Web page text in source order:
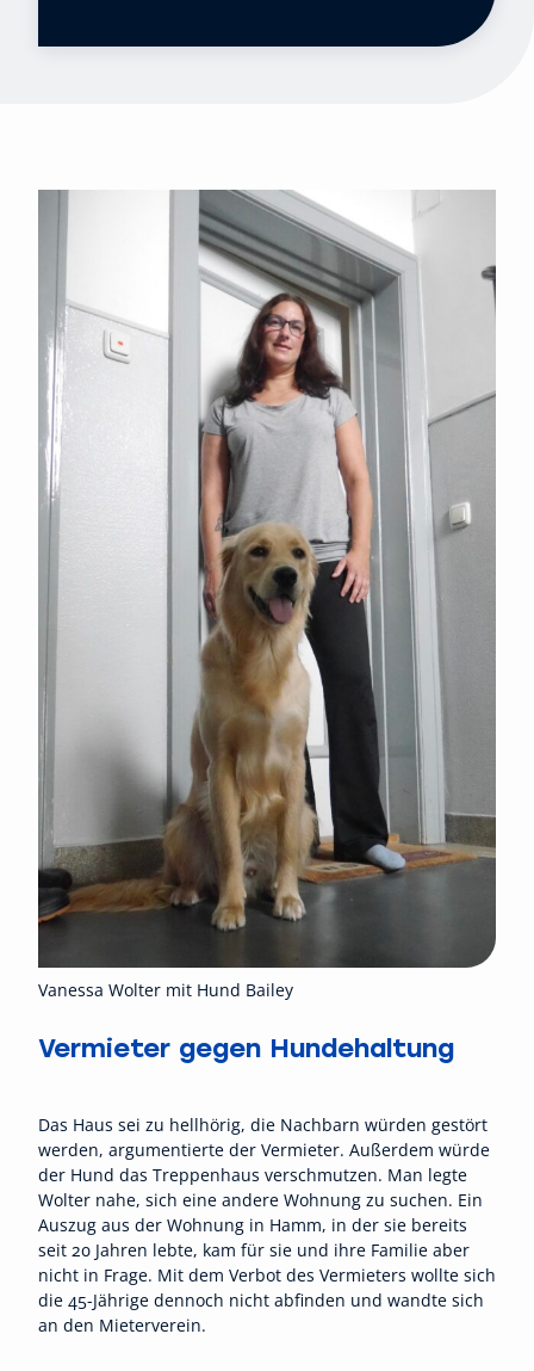
Vanessa Wolter mit Hund Bailey
Vermieter gegen Hundehaltung
Das Haus sei zu hellhörig, die Nachbarn würden gestört
werden, argumentierte der Vermieter. Außerdem würde
der Hund das Treppenhaus verschmutzen. Man legte
Wolter nahe, sich eine andere Wohnung zu suchen. Ein
Auszug aus der Wohnung in Hamm, in der sie bereits
seit 20 Jahren lebte, kam für sie und ihre Familie aber
nicht in Frage. Mit dem Verbot des Vermieters wollte sich
die 45-Jährige dennoch nicht abfinden und wandte sich
an den Mieterverein.